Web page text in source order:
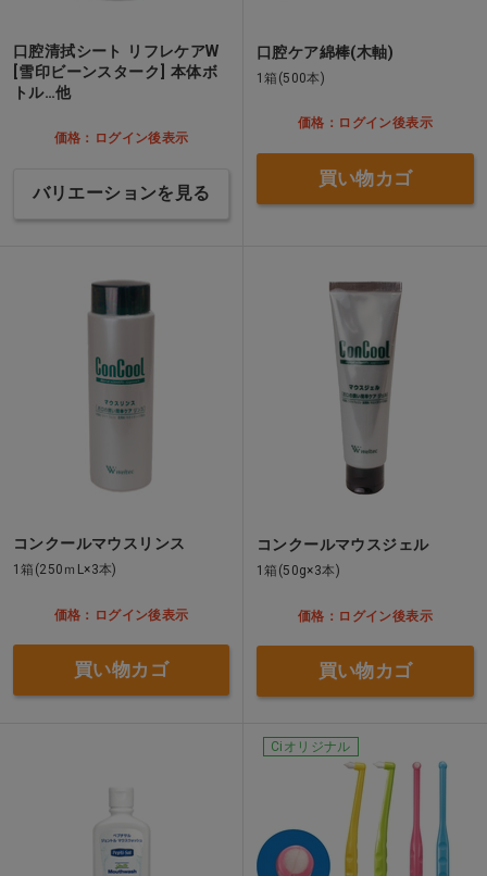
口腔清拭シート リフレケアW
[雪印ビーンスターク] 本体ボ
トル…他
価格：ログイン後表示
バリエーションを見る
口腔ケア綿棒(木軸)
1箱(500本)
価格：ログイン後表示
買い物カゴ
コンクールマウスリンス
1箱(250ｍL×3本)
価格：ログイン後表示
買い物カゴ
コンクールマウスジェル
1箱(50g×3本)
価格：ログイン後表示
買い物カゴ
Ciオリジナル